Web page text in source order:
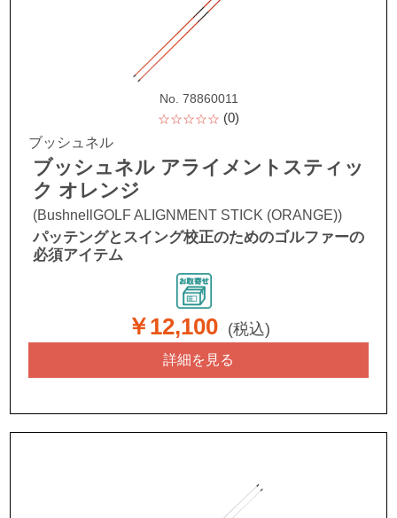
No. 78860011
☆☆☆☆☆ (0)
ブッシュネル
ブッシュネル アライメントスティッ
ク オレンジ
(BushnellGOLF ALIGNMENT STICK (ORANGE))
パッテングとスイング校正のためのゴルファーの
必須アイテム
￥12,100 (税込)
詳細を見る